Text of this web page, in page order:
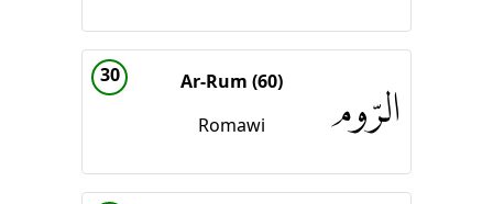
30
Ar-Rum (60)
Romawi
الرّوم